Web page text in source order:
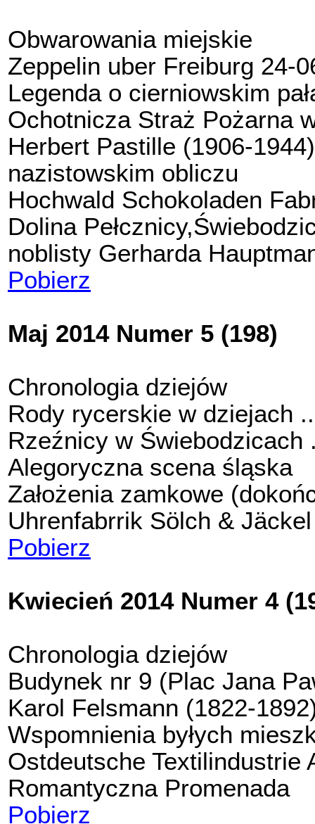
Obwarowania miejskie
Zeppelin uber Freiburg 24-
Legenda o cierniowskim
Ochotnicza Straż Pożarna
Herbert Pastille (1906-
nazistowskim obliczu
Hochwald Schokoladen
Dolina
noblisty Gerharda
Pobierz
Maj 2014 Numer 5 (198)
Chronologia dziejów
Rody rycerskie w dziejach
Rzeźnicy w Świebodzicach
Alegoryczna scena śląska
Założenia zamkowe
Uhrenfabrrik Sölch & Jäckel
Pobierz
Kwiecień 2014 Numer 4
Chronologia dziejów
Budynek nr 9 (Plac Jana
Karol Felsmann (1822-
Wspomnienia byłych
Ostdeutsche Textilindustrie
Romantyczna Promenada
Pobierz